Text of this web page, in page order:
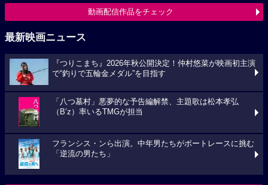
動画配信作品をチェック
最新映画ニュース
『つりこまち』2026年秋公開決定！仲村悠菜が映画初主演
で“釣りで五輪金メダル”を目指す
「八つ墓村」悪夢的な予告編解禁、主題歌は松本孝弘
（B’z）率いるTMGが担当
フランシス・ンら出演。中年男たちがボートレースに挑む
「逆流の男たち」